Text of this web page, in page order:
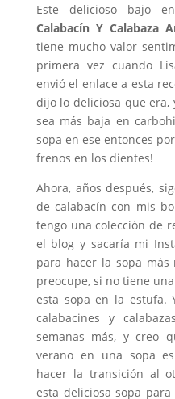
Este delicioso bajo
Calabacín Y Calabaza
tiene mucho valor
primera vez cuando
envió el enlace a esta
dijo lo deliciosa que
sea más baja en
sopa en ese entonces
frenos en los dientes!
Ahora, años después,
de calabacín con mis
tengo una colección de
el blog y sacaría mi
para hacer la sopa más
preocupe, si no tiene
esta sopa en la estufa.
calabacines y
semanas más, y creo
verano en una sopa
hacer la transición al
esta deliciosa sopa